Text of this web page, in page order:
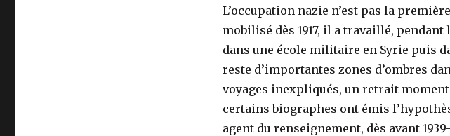
L’occupation nazie n’est pas la
mobilisé dès 1917, il a travaillé,
dans une école militaire en Syrie puis
reste d’importantes zones d’ombres
voyages inexpliqués, un retrait
certains biographes ont émis
agent du renseignement, dès avant